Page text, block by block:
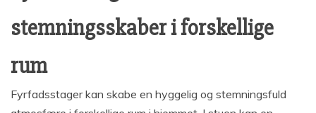
stemningsskaber i forskellige
rum
Fyrfadsstager kan skabe en hyggelig og stemningsfuld